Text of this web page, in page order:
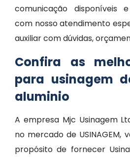
comunicação disponíveis
com nosso atendimento
auxiliar com dúvidas,
Confira as
para usinagem
aluminio
A empresa Mjc Usinagem
no mercado de USINAGEM,
propósito de fornecer